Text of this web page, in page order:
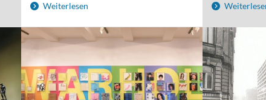
Weiterlesen